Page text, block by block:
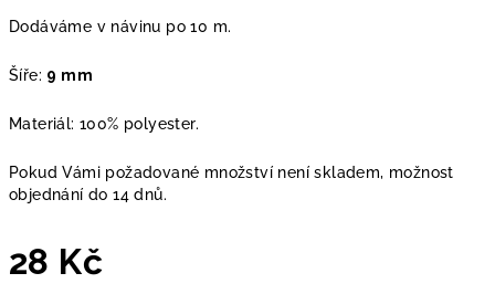
Dodáváme v návinu po 10 m.
Šíře: 9 mm
Materiál: 100% polyester.
Pokud Vámi požadované množství není skladem, možnost
objednání do 14 dnů.
28 Kč